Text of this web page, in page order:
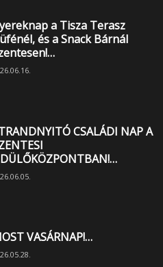
a Tisza Terasz
és a Snack Bárnál
CSALÁDI NAP A
VASÁRNAP!…